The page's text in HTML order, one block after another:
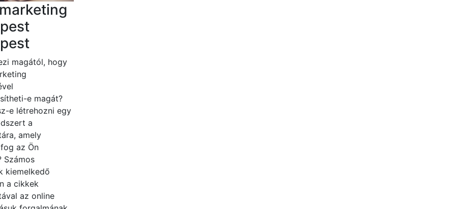
magától, hogy
e magát?
e létrehozni egy
a
amely
az Ön
Számos
kiemelkedő
a cikkek
az online